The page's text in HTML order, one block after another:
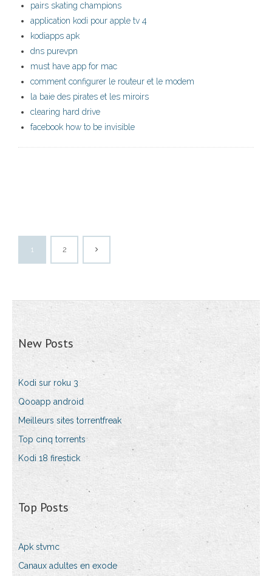
pairs skating champions
application kodi pour apple tv 4
kodiapps apk
dns purevpn
must have app for mac
comment configurer le routeur et le modem
la baie des pirates et les miroirs
clearing hard drive
facebook how to be invisible
1 2
New Posts
Kodi sur roku 3
Qooapp android
Meilleurs sites torrentfreak
Top cinq torrents
Kodi 18 firestick
Top Posts
Apk stvmc
Canaux adultes en exode